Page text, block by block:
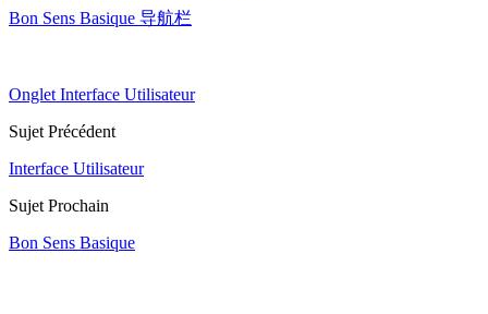
Bon Sens Basique 导航栏
Onglet Interface Utilisateur
Sujet Précédent
Interface Utilisateur
Sujet Prochain
Bon Sens Basique